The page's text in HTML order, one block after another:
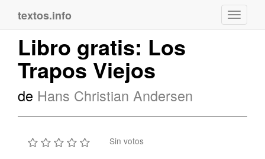
textos.info
Libro gratis: Los
Trapos Viejos
de Hans Christian Andersen
Sin votos